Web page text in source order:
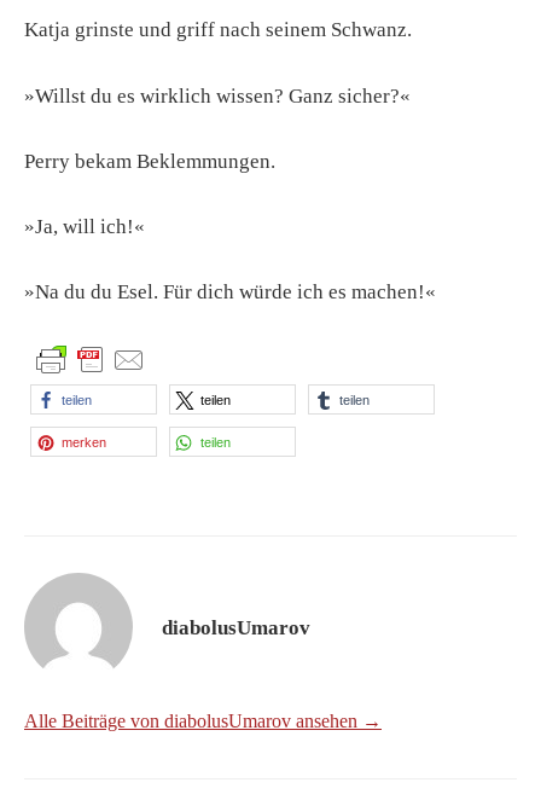
Katja grinste und griff nach seinem Schwanz.
»Willst du es wirklich wissen? Ganz sicher?«
Perry bekam Beklemmungen.
»Ja, will ich!«
»Na du du Esel. Für dich würde ich es machen!«
teilen teilen teilen
merken teilen
diabolusUmarov
Alle Beiträge von diabolusUmarov ansehen →